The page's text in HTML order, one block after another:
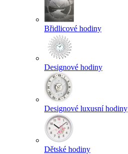
Břidlicové hodiny
Designové hodiny
Designové luxusní hodiny
Dětské hodiny